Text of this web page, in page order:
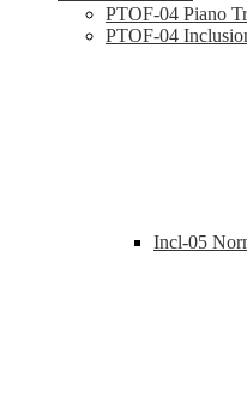
PTOF-04 Piano
PTOF-04
Incl-05